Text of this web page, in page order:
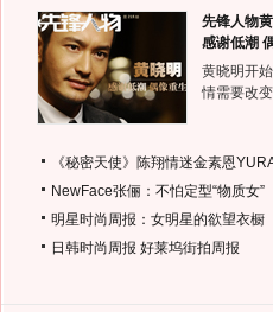
先锋人物
感谢低潮
黄晓明开
情需要改
《秘密天使》陈翔情迷金素恩
NewFace张俪：不怕定型“物质女”
明星时尚周报：女明星的欲望衣橱
日韩时尚周报 好莱坞街拍周报